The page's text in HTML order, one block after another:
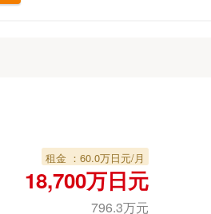
租金 ：60.0万日元/月
18,700万日元
796.3万元